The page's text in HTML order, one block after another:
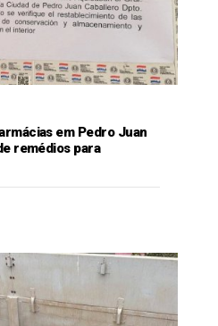
em Pedro Juan
remédios para